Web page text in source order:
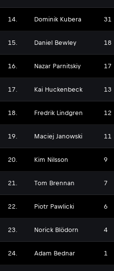
14. Dominik Kubera 31
15. Daniel Bewley 18
16. Nazar Parnitskiy 17
17. Kai Huckenbeck 13
18. Fredrik Lindgren 12
19. Maciej Janowski 11
20. Kim Nilsson 9
21. Tom Brennan 7
22. Piotr Pawlicki 6
23. Norick Blödorn 4
24. Adam Bednar 1